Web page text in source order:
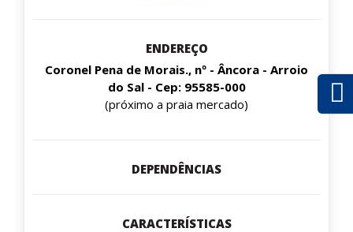
ENDEREÇO
Coronel Pena de Morais., nº - Âncora - Arroio
do Sal - Cep: 95585-000
(próximo a praia mercado)
DEPENDÊNCIAS
CARACTERÍSTICAS